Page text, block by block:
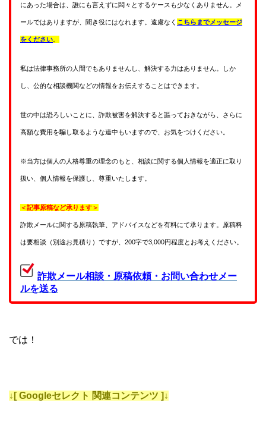
にあった場合は、誰にも言えずに悶々とするケースも少なくありません。メ
ールではありますが、聞き役にはなれます。遠慮なく こちらまでメッセージ
をください。
私は法律事務所の人間でもありませんし、解決する力はありません。しか
し、公的な相談機関などの情報をお伝えすることはできます。
世の中は恐ろしいことに、詐欺被害を解決すると謳っておきながら、さらに
高額な費用を騙し取るような連中もいますので、お気をつけください。
※当方は個人の人格尊重の理念のもと、相談に関する個人情報を適正に取り
扱い、個人情報を保護し、尊重いたします。
＜記事原稿など承ります＞
詐欺メールに関する原稿執筆、アドバイスなどを有料にて承ります。原稿料
は要相談（別途お見積り）ですが、200字で3,000円程度とお考えください。
詐欺メール相談・原稿依頼・お問い合わせメー
ルを送る
では！
↓[ Googleセレクト 関連コンテンツ ]↓